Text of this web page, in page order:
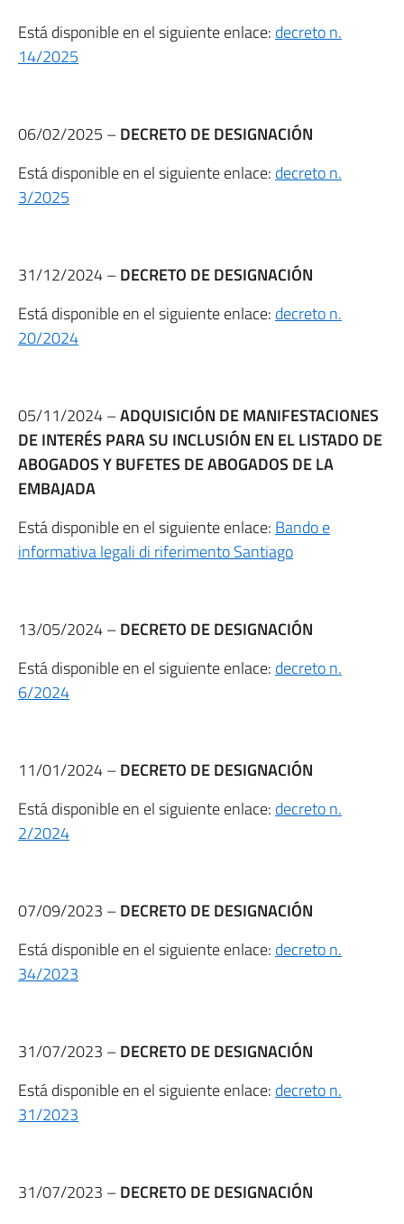
Está disponible en el siguiente enlace: decreto n.
14/2025
06/02/2025 –DECRETO DE DESIGNACIÓN
Está disponible en el siguiente enlace: decreto n.
3/2025
31/12/2024 –DECRETO DE DESIGNACIÓN
Está disponible en el siguiente enlace: decreto n.
20/2024
05/11/2024 –ADQUISICIÓN DE MANIFESTACIONES
DE INTERÉS PARA SU INCLUSIÓN EN EL LISTADO DE
ABOGADOS Y BUFETES DE ABOGADOS DE LA
EMBAJADA
Está disponible en el siguiente enlace: Bando e
informativa legali di riferimento Santiago
13/05/2024 –DECRETO DE DESIGNACIÓN
Está disponible en el siguiente enlace: decreto n.
6/2024
11/01/2024 –DECRETO DE DESIGNACIÓN
Está disponible en el siguiente enlace: decreto n.
2/2024
07/09/2023 –DECRETO DE DESIGNACIÓN
Está disponible en el siguiente enlace: decreto n.
34/2023
31/07/2023 –DECRETO DE DESIGNACIÓN
Está disponible en el siguiente enlace: decreto n.
31/2023
31/07/2023 –DECRETO DE DESIGNACIÓN